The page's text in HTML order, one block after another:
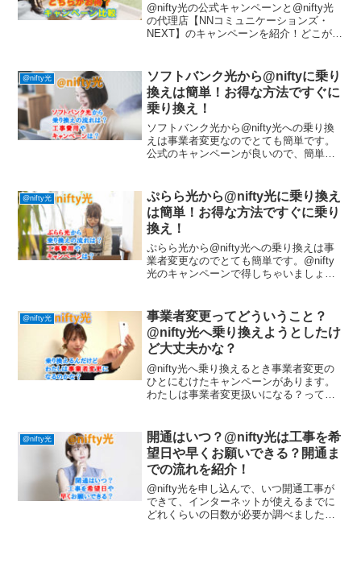
@nifty光の公式キャンペーンと@nifty光
の代理店【NNコミュニケーションズ・
NEXT】のキャンペーンを紹介！どこが本
@nifty光
ソフトバンク光から@niftyに乗り
換えは簡単！お得な方法ですぐに
乗り換え！
ソフトバンク光から@nifty光への乗り換
えは事業者変更なのでとても簡単です。
公式のキャンペーンが良いので、簡単に
@nifty光
ぷらら光から@nifty光に乗り換え
は簡単！お得な方法ですぐに乗り
換え！
ぷらら光から@nifty光への乗り換えは事
業者変更なのでとても簡単です。@nifty
光のキャンペーンで得しちゃいましょ
@nifty光
事業者変更ってどういうこと？
@nifty光へ乗り換えようとしたけ
ど大丈夫かな？
@nifty光へ乗り換えるとき事業者変更の
ひとにむけたキャンペーンがあります。
わたしは事業者変更扱いになる？ってよ
@nifty光
開通はいつ？@nifty光は工事を希
望日や早くお願いできる？開通ま
での流れを紹介！
@nifty光を申し込んで、いつ開通工事が
できて、インターネットが使えるまでに
どれくらいの日数が必要か調べました。